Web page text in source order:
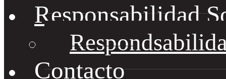
Responsabilidad
Contacto